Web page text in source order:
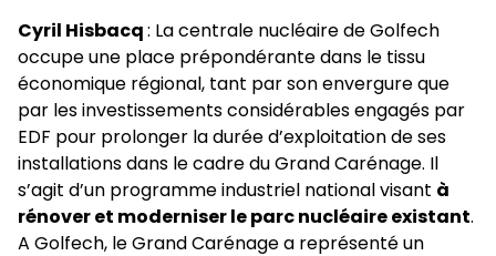
Cyril Hisbacq: La centrale nucléaire de Golfech
occupe une place prépondérante dans le tissu
économique régional, tant par son envergure que
par les investissements considérables engagés par
EDF pour prolonger la durée d’exploitation de ses
installations dans le cadre du Grand Carénage. Il
s’agit d’un programme industriel national visant à
rénover et moderniser le parc nucléaire existant.
A Golfech, le Grand Carénage a représenté un